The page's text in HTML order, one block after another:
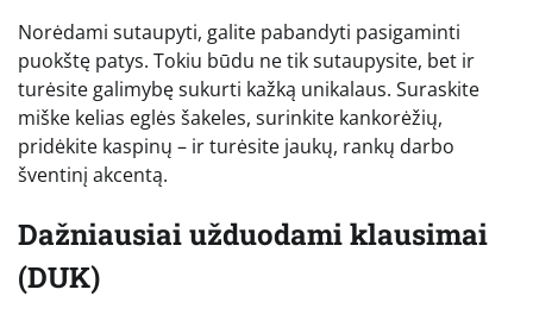
Norėdami sutaupyti, galite pabandyti pasigaminti
puokštę patys. Tokiu būdu ne tik sutaupysite, bet ir
turėsite galimybę sukurti kažką unikalaus. Suraskite
miške kelias eglės šakeles, surinkite kankorėžių,
pridėkite kaspinų – ir turėsite jaukų, rankų darbo
šventinį akcentą.
Dažniausiai užduodami klausimai
(DUK)